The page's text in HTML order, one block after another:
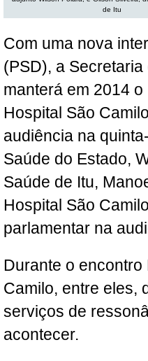
de Itu
Com uma nova
(PSD), a
manterá em 2014
Hospital São
audiência na
Saúde do Estado,
Saúde de Itu,
Hospital São
parlamentar na
Durante o
Camilo, entre eles,
serviços de
acontecer.